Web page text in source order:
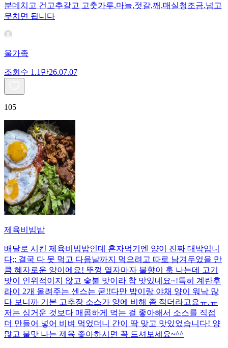
분데치고 건고추갈고 고춧가루,마늘,젓갈,깨,매실청조금.넘고
무치면 됩니다
울가족
조회수 1.1만26.07.07
105
제육비빔밥
배달로 시킨 제육비빔밥인데 혼자먹기엔 양이 진짜 대박입니
다;; 결국 다 못 먹고 다음날까지 먹으려고 따로 남겨두었을 만
큼 혜자로운 양이에요! 뚜껑 열자마자 불향이 훅 나는데 고기
맛이 인위적이지 않고 숯불 맛이라 참 맛있네요~!특히 계란후
라이 2개 올려주는 센스는 굳!! ​다만 밥이랑 야채 양이 워낙 많
다 보니까 기본 고추장 소스가 양에 비해 좀 적더라고요ㅠ.ㅠ
저는 싱거운 것보다 매콤하게 먹는 걸 좋아해서 소스를 직접
더 만들어 넣어 비벼 먹었더니 간이 딱 맞고 맛있었습니다! 양
많고 불맛 나는 제육 좋아하시면 꼭 드셔보세요~^^